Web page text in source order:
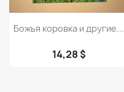
Просмотр
Божья коровка и другие...
14,28 $